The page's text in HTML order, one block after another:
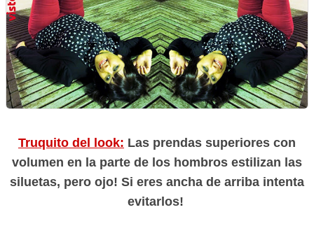
Truquito del look: Las prendas superiores con
volumen en la parte de los hombros estilizan las
siluetas, pero ojo! Si eres ancha de arriba intenta
evitarlos!